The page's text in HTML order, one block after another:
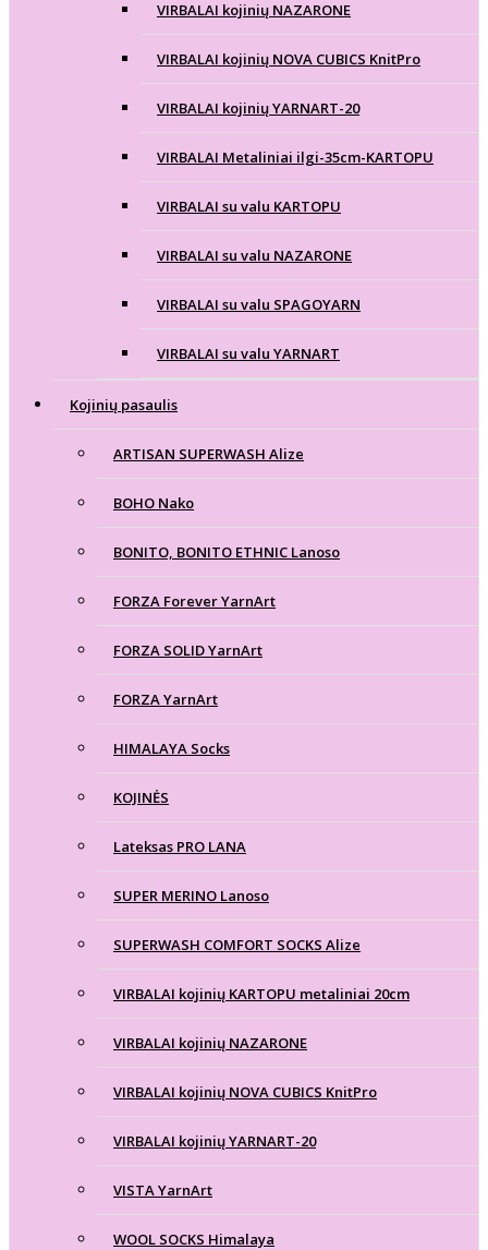
VIRBALAI kojinių NAZARONE
VIRBALAI kojinių NOVA CUBICS KnitPro
VIRBALAI kojinių YARNART-20
VIRBALAI Metaliniai ilgi-35cm-KARTOPU
VIRBALAI su valu KARTOPU
VIRBALAI su valu NAZARONE
VIRBALAI su valu SPAGOYARN
VIRBALAI su valu YARNART
Kojinių pasaulis
ARTISAN SUPERWASH Alize
BOHO Nako
BONITO, BONITO ETHNIC Lanoso
FORZA Forever YarnArt
FORZA SOLID YarnArt
FORZA YarnArt
HIMALAYA Socks
KOJINĖS
Lateksas PRO LANA
SUPER MERINO Lanoso
SUPERWASH COMFORT SOCKS Alize
VIRBALAI kojinių KARTOPU metaliniai 20cm
VIRBALAI kojinių NAZARONE
VIRBALAI kojinių NOVA CUBICS KnitPro
VIRBALAI kojinių YARNART-20
VISTA YarnArt
WOOL SOCKS Himalaya